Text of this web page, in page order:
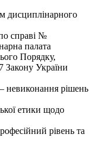
дисциплінарного
справі №
палата
Порядку,
Закону України
невиконання рішень
етики щодо
рівень та